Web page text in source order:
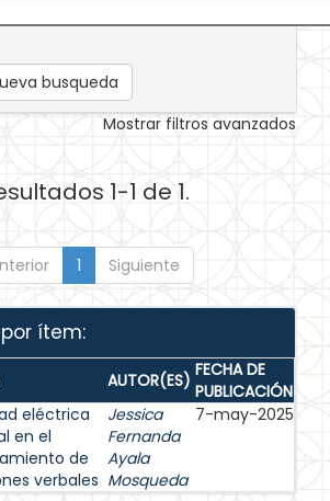
busqueda
Mostrar filtros avanzados
1-1 de 1.
1 Siguiente
ítem:
AUTOR(ES) FECHA DE
PUBLICACIÓN
eléctrica
en el
de
verbales
Jessica
Fernanda
Ayala
Mosqueda
7-may-2025